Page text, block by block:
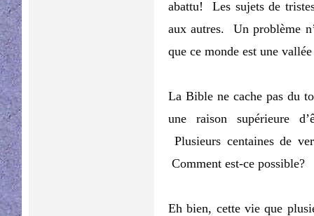
abattu! Les sujets de
aux autres. Un problème
que ce monde est une
La Bible ne cache pas du
une raison supérieure
Plusieurs centaines de
Comment est-ce possible?
Eh bien, cette vie que